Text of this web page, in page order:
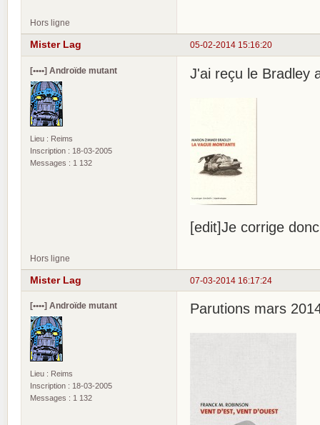
Hors ligne
05-02-2014 15:16:20
Mister Lag
[••••] Androïde mutant
Lieu : Reims
Inscription : 18-03-2005
Messages : 1 132
J'ai reçu le Bradley
[edit]Je corrige
Hors ligne
07-03-2014 16:17:24
Mister Lag
[••••] Androïde mutant
Lieu : Reims
Inscription : 18-03-2005
Messages : 1 132
Parutions mars